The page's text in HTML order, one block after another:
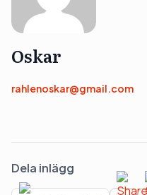
Oskar
rahlenoskar@gmail.com
Dela inlägg